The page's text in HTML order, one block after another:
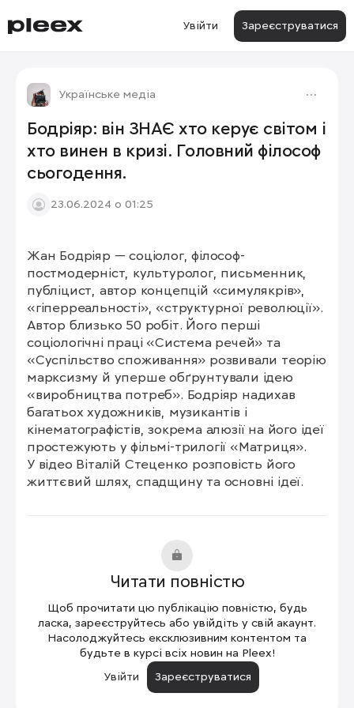
Увійти Зареєструватися
Українське медіа
Бодріяр: він ЗНАЄ хто керує світом і
хто винен в кризі. Головний філософ
сьогодення.
23.06.2024 о 01:25
Жан Бодріяр — соціолог, філософ-
постмодерніст, культуролог, письменник,
публіцист, автор концепцій «симулякрів»,
«гіперреальності», «структурної революції».
Автор близько 50 робіт. Його перші
соціологічні праці «Система речей» та
«Суспільство споживання» розвивали теорію
марксизму й уперше обґрунтували ідею
«виробництва потреб». Бодріяр надихав
багатьох художників, музикантів і
кінематографістів, зокрема алюзії на його ідеї
простежують у фільмі-трилогії «Матриця».
У відео Віталій Стеценко розповість його
життєвий шлях, спадщину та основні ідеї.
Читати повністю
Щоб прочитати цю публікацію повністю, будь
ласка, зареєструйтесь або увійдіть у свій акаунт.
Насолоджуйтесь ексклюзивним контентом та
будьте в курсі всіх новин на Pleex!
Увійти
Зареєструватися